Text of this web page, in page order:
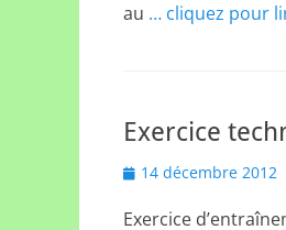
au … cliquez pour
Exercice
Posted
14 décembre 2012
Exercice